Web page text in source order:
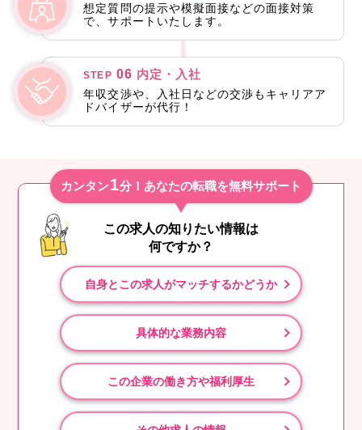
想定質問の提示や模擬面接などの面接対策
で、サポートいたします。
STEP 06 内定・入社
年収交渉や、入社日などの交渉もキャリアア
ドバイザーが代行！
カンタン1分！あなたの転職を無料サポート
この求人の知りたい情報は
何ですか？
自身とこの求人がマッチするかどうか
具体的な業務内容
この企業の働き方や福利厚生